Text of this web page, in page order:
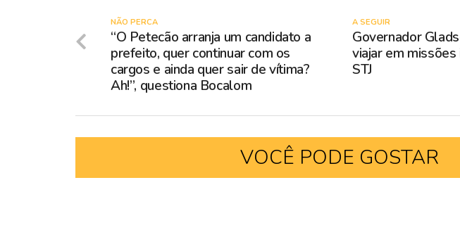
A SEGUIR
Governador
viajar em missões
STJ
NÃO PERCA
“O Petecão arranja um candidato a
prefeito, quer continuar com os
cargos e ainda quer sair de vítima?
Ah!”, questiona Bocalom
VOCÊ PODE GOSTAR